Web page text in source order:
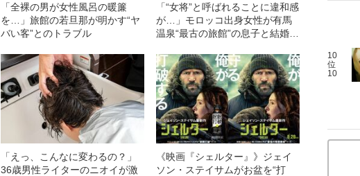
「全裸の男が女性風呂の暖簾
を…」旅館の若旦那が明かす“ヤ
バい客”とのトラブル
「“女将”と呼ばれることに違和感
が…」モロッコ出身女性が有馬
温泉“最古の旅館”の息子と結婚し
「えっ、こんなに変わるの？」
36歳男性ライターのニオイが激
《映画『シェルター』》ジェイ
ソン・ステイサムがお盆を“打
10
位
10